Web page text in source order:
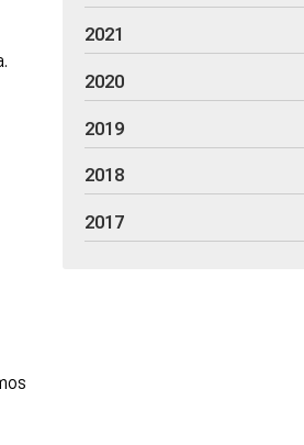
2021
2020
2019
2018
2017